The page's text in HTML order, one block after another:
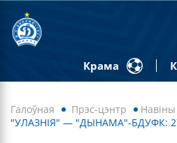
Крама
Галоўная Прэс-цэнтр Навiны
"УЛАЗНІЯ" — "ДЫНАМА"-БДУФК: